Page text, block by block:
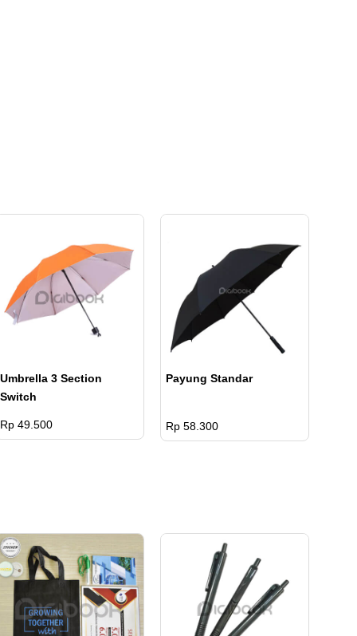
Umbrella 3 Section
Switch
Rp 49.500
Payung Standar
Rp 58.300